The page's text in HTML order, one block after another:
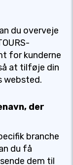
du overveje
for kunderne
at tilføje din
websted.
der
branche
du få
dem til